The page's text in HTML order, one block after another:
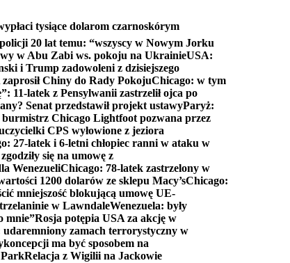
tysiące dolarom czarnoskórym
20 lat temu: “wszyscy w Nowym Jorku
w Abu Zabi ws. pokoju na UkrainieUSA:
i Trump zadowoleni z dzisiejszego
Chiny do Rady PokojuChicago: w tym
11-latek z Pensylwanii zastrzelił ojca po
Senat przedstawił projekt ustawyParyż:
burmistrz Chicago Lightfoot pozwana przez
CPS wyłowione z jeziora
27-latek i 6-letni chłopiec ranni w ataku w
się na umowę z
WenezueliChicago: 78-latek zastrzelony w
1200 dolarów ze sklepu Macy’sChicago:
mniejszość blokującą umowę UE-
w LawndaleWenezuela: były
mnie”Rosja potępia USA za akcję w
udaremniony zamach terrorystyczny w
ma być sposobem na
ParkRelacja z Wigilii na Jackowie